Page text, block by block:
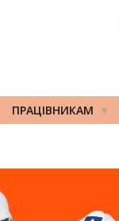
ПРАЦІВНИКАМ